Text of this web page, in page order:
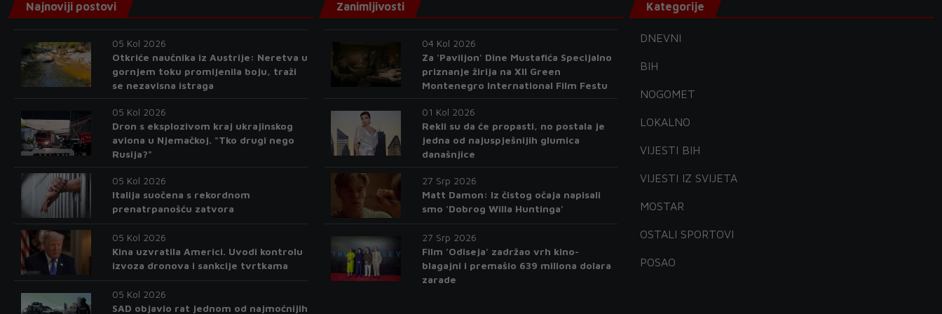
Najnoviji postovi
05 Kol 2026
Otkriće naučnika iz Austrije: Neretva u
gornjem toku promijenila boju, traži
se nezavisna istraga
05 Kol 2026
Dron s eksplozivom kraj ukrajinskog
aviona u Njemačkoj. "Tko drugi nego
Rusija?"
05 Kol 2026
Italija suočena s rekordnom
prenatrpanošću zatvora
05 Kol 2026
Kina uzvratila Americi. Uvodi kontrolu
izvoza dronova i sankcije tvrtkama
05 Kol 2026
SAD objavio rat jednom od najmoćnijih
Zanimljivosti
04 Kol 2026
Za 'Paviljon' Dine Mustafića Specijalno
priznanje žirija na XII Green
Montenegro International Film Festu
01 Kol 2026
Rekli su da će propasti, no postala je
jedna od najuspješnijih glumica
današnjice
27 Srp 2026
Matt Damon: Iz čistog očaja napisali
smo 'Dobrog Willa Huntinga'
27 Srp 2026
Film 'Odiseja' zadržao vrh kino-
blagajni i premašio 639 miliona dolara
zarade
Kategorije
DNEVNI
BIH
NOGOMET
LOKALNO
VIJESTI BIH
VIJESTI IZ SVIJETA
MOSTAR
OSTALI SPORTOVI
POSAO